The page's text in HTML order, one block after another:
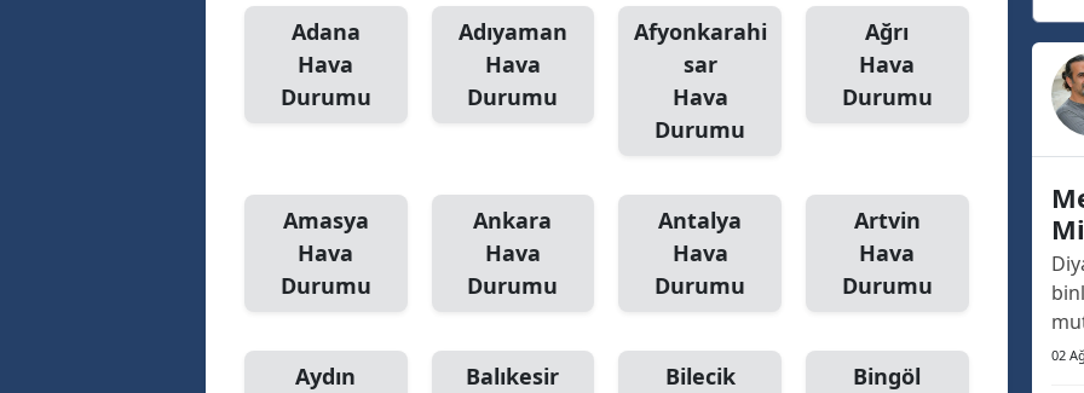
Adana
Hava
Durumu
Adıyaman
Hava
Durumu
Afyonkarahi
sar
Hava
Durumu
Ağrı
Hava
Durumu
Amasya
Hava
Durumu
Ankara
Hava
Durumu
Antalya
Hava
Durumu
Artvin
Hava
Durumu
Aydın
Balıkesir
Bilecik
Bingöl
ve
02